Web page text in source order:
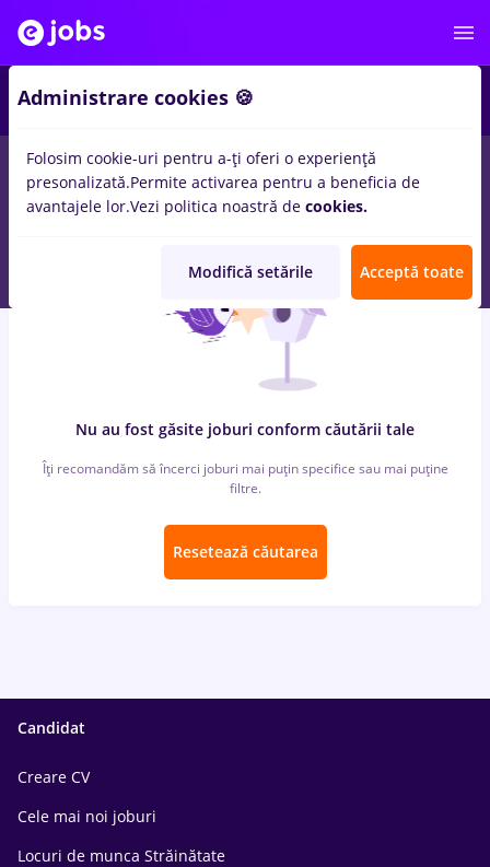
locuri de muncacopywriting, Part timeinStrainatate
Entry-Level (< 2 ani)inTransport / Distributie, IT / Telecom
Nu au fost găsite joburi conform căutării tale
Îți recomandăm să încerci joburi mai puțin specifice sau mai puține
filtre.
Resetează căutarea
Candidat
Creare CV
Cele mai noi joburi
Locuri de munca Străinătate
Administrare cookies 🍪
Folosim cookie-uri pentru a-ți oferi o experiență
presonalizată.Permite activarea pentru a beneficia de
avantajele lor.Vezi politica noastră de cookies.
Modifică setările Acceptă toate